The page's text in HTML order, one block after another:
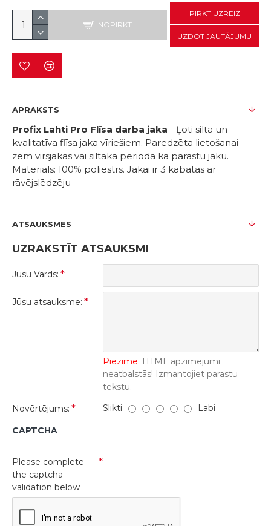
NOPIRKT
PIRKT UZREIZ
UZDOT JAUTĀJUMU
APRAKSTS
Profix Lahti Pro Flīsa darba jaka - Ļoti silta un
kvalitatīva flīsa jaka vīriešiem. Paredzēta lietošanai
zem virsjakas vai siltākā periodā kā parastu jaku.
Materiāls: 100% poliestrs. Jakai ir 3 kabatas ar
rāvējslēdzēju
ATSAUKSMES
UZRAKSTĪT ATSAUKSMI
Jūsu Vārds:
Jūsu atsauksme:
Piezīme: HTML apzīmējumi
neatbalstās! Izmantojiet parastu
tekstu.
Novērtējums:
Slikti Labi
CAPTCHA
Please complete
the captcha
validation below